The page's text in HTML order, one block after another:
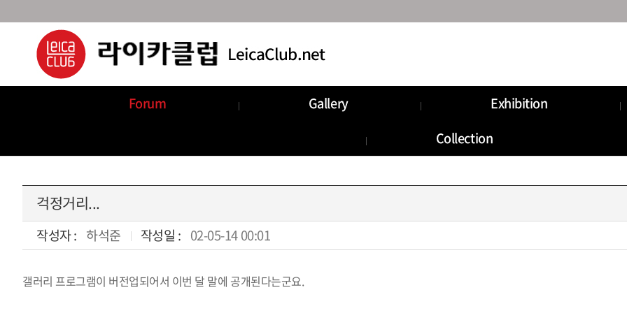
Forum Gallery
Exhibition
Collection
Information
걱정거리...
작성자 : 하석준 작성일 : 02-05-14 00:01
본문
갤러리 프로그램이 버전업되어서 이번 달 말에 공개된다는군요.